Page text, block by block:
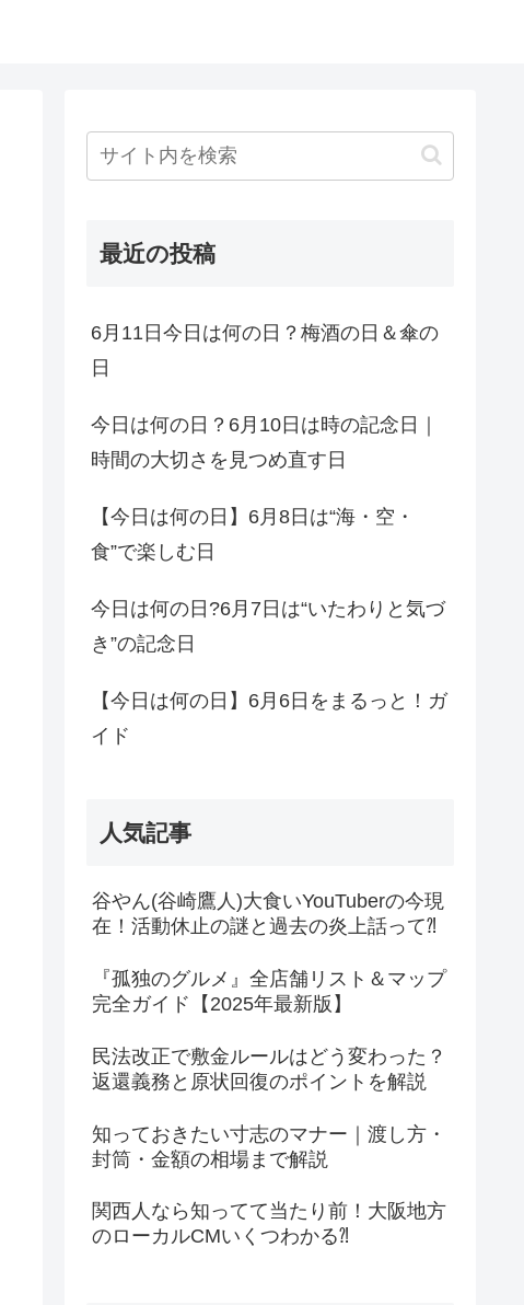
最近の投稿
6月11日今日は何の日？梅酒の日＆傘の
日
今日は何の日？6月10日は時の記念日｜
時間の大切さを見つめ直す日
【今日は何の日】6月8日は“海・空・
食”で楽しむ日
今日は何の日?6月7日は“いたわりと気づ
き”の記念日
【今日は何の日】6月6日をまるっと！ガ
イド
人気記事
谷やん(谷崎鷹人)大食いYouTuberの今現
在！活動休止の謎と過去の炎上話って⁈
『孤独のグルメ』全店舗リスト＆マップ
完全ガイド【2025年最新版】
民法改正で敷金ルールはどう変わった？
返還義務と原状回復のポイントを解説
知っておきたい寸志のマナー｜渡し方・
封筒・金額の相場まで解説
関西人なら知ってて当たり前！大阪地方
のローカルCMいくつわかる⁈